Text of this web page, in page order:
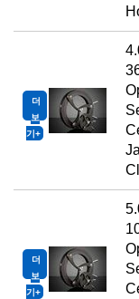
더
보
기
더
보
기